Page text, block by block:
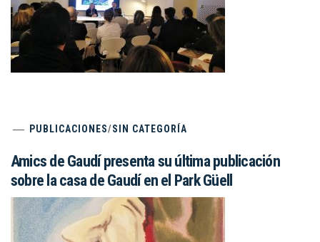
PUBLICACIONES/SIN CATEGORÍA
Amics de Gaudí presenta su última publicación
sobre la casa de Gaudí en el Park Güell